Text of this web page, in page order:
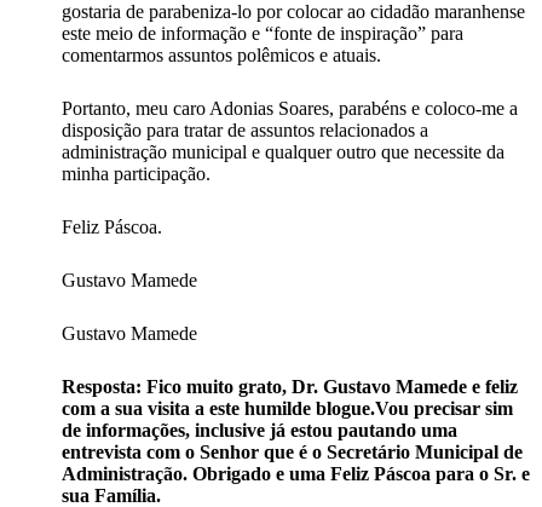
gostaria de parabeniza-lo por colocar ao cidadão maranhense
este meio de informação e “fonte de inspiração” para
comentarmos assuntos polêmicos e atuais.
Portanto, meu caro Adonias Soares, parabéns e coloco-me a
disposição para tratar de assuntos relacionados a
administração municipal e qualquer outro que necessite da
minha participação.
Feliz Páscoa.
Gustavo Mamede
Gustavo Mamede
Resposta: Fico muito grato, Dr. Gustavo Mamede e feliz
com a sua visita a este humilde blogue.Vou precisar sim
de informações, inclusive já estou pautando uma
entrevista com o Senhor que é o Secretário Municipal de
Administração. Obrigado e uma Feliz Páscoa para o Sr. e
sua Família.